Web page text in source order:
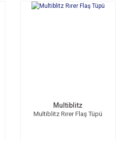
Multiblitz
Multiblitz Rırer Flaş Tüpü